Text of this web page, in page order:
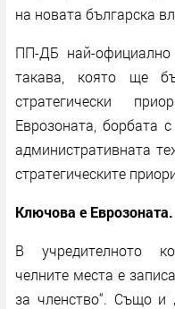
на новата българска
ПП-ДБ най-
такава, която ще
стратегически
Еврозоната, борбата
административната
стратегическите
Ключова е Еврозоната.
В учредителното
челните места е
за членство“. Също и